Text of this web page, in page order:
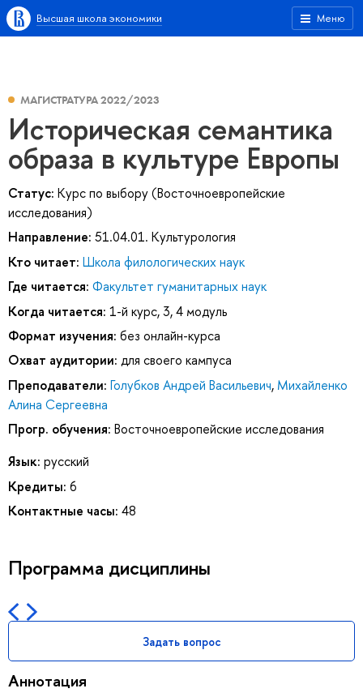
Меню
Высшая школа экономики
МАГИСТРАТУРА 2022/2023
Историческая семантика
образа в культуре Европы
Статус: Курс по выбору (Восточноевропейские
исследования)
Направление: 51.04.01. Культурология
Кто читает: Школа филологических наук
Где читается: Факультет гуманитарных наук
Когда читается: 1-й курс, 3, 4 модуль
Формат изучения: без онлайн-курса
Охват аудитории: для своего кампуса
Преподаватели: Голубков Андрей Васильевич, Михайленко
Алина Сергеевна
Прогр. обучения: Восточноевропейские исследования
Язык: русский
Кредиты: 6
Контактные часы: 48
Программа дисциплины
Задать вопрос
Аннотация